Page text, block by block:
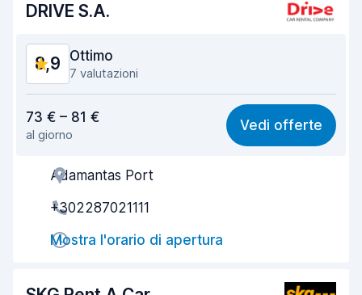
DRIVE S.A.
8,9 Ottimo
7 valutazioni
8,7
Facile da trovare 8,8
Gentilezza degli agenti
Rapidità del ritiro
Rapidità della riconsegna
9,1
73 € – 81 €
al giorno
Vedi offerte
Adamantas Port
+302287021111
Mostra l'orario di apertura